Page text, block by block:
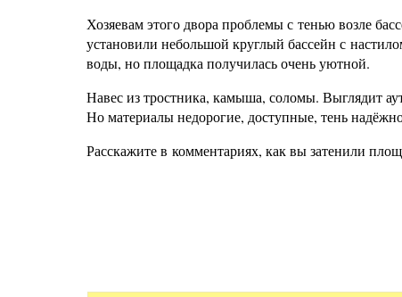
Хозяевам этого двора проблемы с тенью возле
установили небольшой круглый бассейн с
воды, но площадка получилась очень уютной.
Навес из тростника, камыша, соломы. Выглядит
Но материалы недорогие, доступные, тень
Расскажите в комментариях, как вы затенили